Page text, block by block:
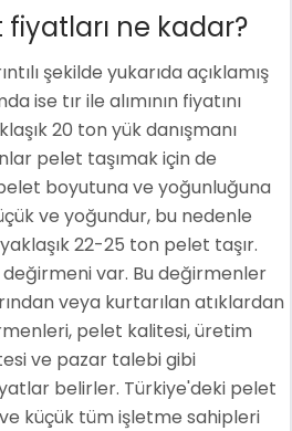
ne kadar?
şekilde yukarıda açıklamış
ise tır ile alımının fiyatını
20 ton yük danışmanı
pelet taşımak için de
boyutuna ve yoğunluğuna
ve yoğundur, bu nedenle
22-25 ton pelet taşır.
var. Bu değirmenler
veya kurtarılan atıklardan
pelet kalitesi, üretim
ve pazar talebi gibi
belirler. Türkiye'deki pelet
küçük tüm işletme sahipleri